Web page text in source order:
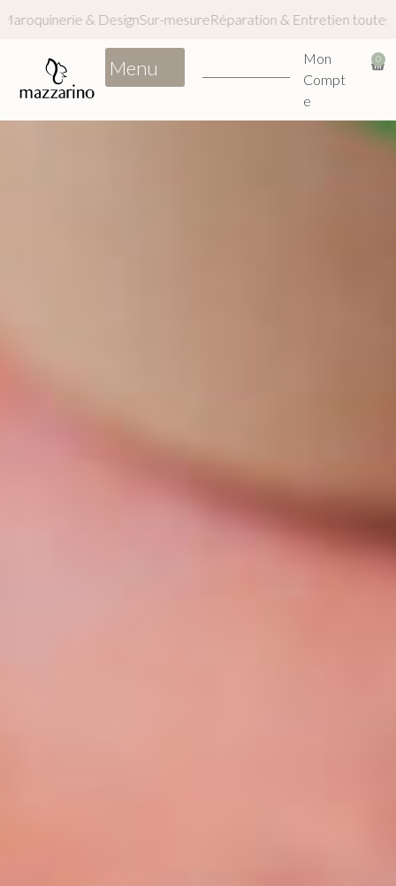
100€ d'achatMaroquinerie & DesignSur-mesureRéparation &
Mon
Compt
e
0